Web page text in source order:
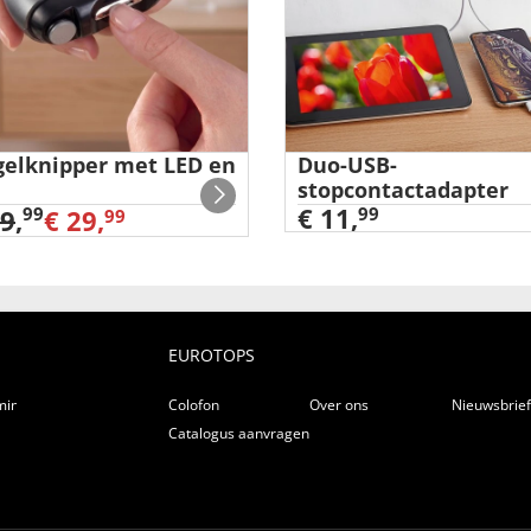
met LED en
,99€ 29,99
Duo-USB-
stopcontactadapter
€ 11,99
EUROTOPS
Colofon Over ons
Nieuwsbrief
Catalogus aanvragen